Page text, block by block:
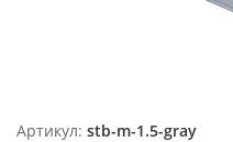
Артикул: stb-m-1.5-gray